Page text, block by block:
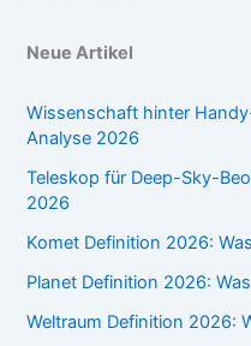
Neue Artikel
Wissenschaft hinter
Analyse 2026
Teleskop für Deep-Sky-
2026
Komet Definition 2026:
Planet Definition 2026:
Weltraum Definition 2026: